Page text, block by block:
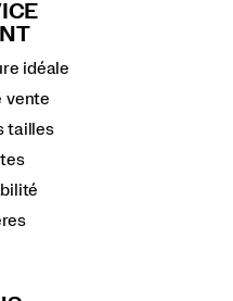
idéale
vente
tailles